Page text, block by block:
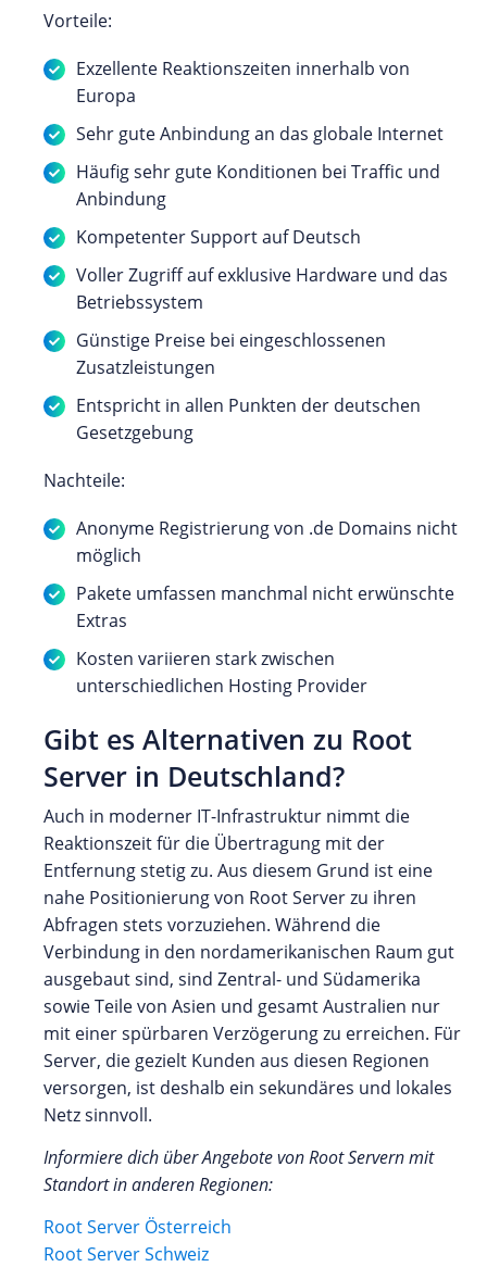
Vorteile:
Exzellente Reaktionszeiten innerhalb von
Europa
Sehr gute Anbindung an das globale Internet
Häufig sehr gute Konditionen bei Traffic und
Anbindung
Kompetenter Support auf Deutsch
Voller Zugriff auf exklusive Hardware und das
Betriebssystem
Günstige Preise bei eingeschlossenen
Zusatzleistungen
Entspricht in allen Punkten der deutschen
Gesetzgebung
Nachteile:
Anonyme Registrierung von .de Domains nicht
möglich
Pakete umfassen manchmal nicht erwünschte
Extras
Kosten variieren stark zwischen
unterschiedlichen Hosting Provider
Gibt es Alternativen zu Root
Server in Deutschland?
Auch in moderner IT-Infrastruktur nimmt die
Reaktionszeit für die Übertragung mit der
Entfernung stetig zu. Aus diesem Grund ist eine
nahe Positionierung von Root Server zu ihren
Abfragen stets vorzuziehen. Während die
Verbindung in den nordamerikanischen Raum gut
ausgebaut sind, sind Zentral- und Südamerika
sowie Teile von Asien und gesamt Australien nur
mit einer spürbaren Verzögerung zu erreichen. Für
Server, die gezielt Kunden aus diesen Regionen
versorgen, ist deshalb ein sekundäres und lokales
Netz sinnvoll.
Informiere dich über Angebote von Root Servern mit
Standort in anderen Regionen:
Root Server Österreich
Root Server Schweiz